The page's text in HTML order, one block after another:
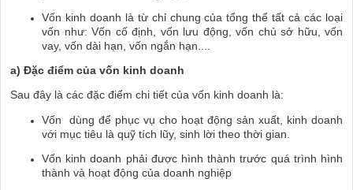
Vốn kinh doanh là từ chỉ chung của tổng thể tất cả các loại
vốn như: Vốn cố định, vốn lưu động, vốn chủ sở hữu, vốn
vay, vốn dài hạn, vốn ngắn hạn....
a) Đặc điểm của vốn kinh doanh
Sau đây là các đặc điểm chi tiết của vốn kinh doanh là:
Vốn dùng để phục vụ cho hoạt động sản xuất, kinh doanh
với mục tiêu là quỹ tích lũy, sinh lời theo thời gian.
Vốn kinh doanh phải được hình thành trước quá trình hình
thành và hoạt động của doanh nghiệp